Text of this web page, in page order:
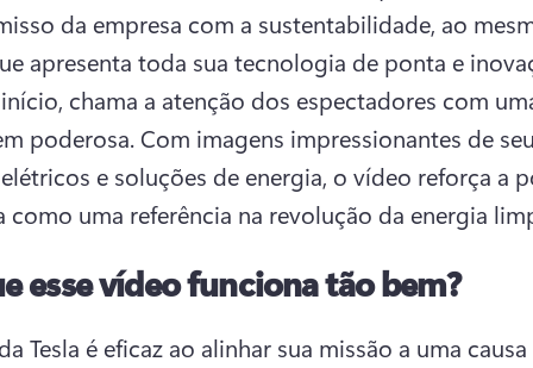
da empresa com a sustentabilidade, ao
chama a atenção dos espectadores com
poderosa. Com imagens impressionantes de
e soluções de energia, o vídeo reforça a
como uma referência na revolução da energia
esse vídeo funciona tão bem?
Tesla é eficaz ao alinhar sua missão a uma